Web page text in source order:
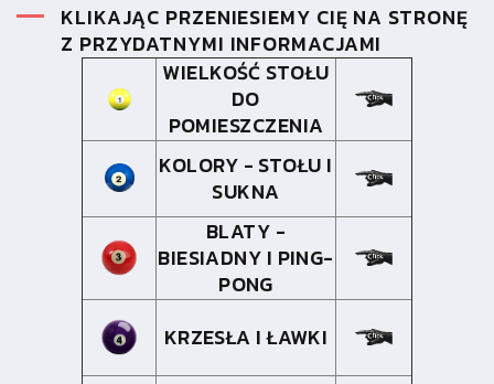
KLIKAJĄC PRZENIESIEMY CIĘ NA STRONĘ
Z PRZYDATNYMI INFORMACJAMI
WIELKOŚĆ STOŁU
DO
POMIESZCZENIA
KOLORY - STOŁU I
SUKNA
BLATY -
BIESIADNY I PING-
PONG
KRZESŁA I ŁAWKI